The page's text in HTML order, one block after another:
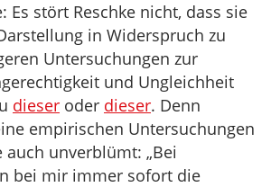
Es stört Reschke nicht, dass sie
in Widerspruch zu
Untersuchungen zur
und Ungleichheit
dieser oder dieser. Denn
empirischen Untersuchungen
auch unverblümt: „Bei
bei mir immer sofort die